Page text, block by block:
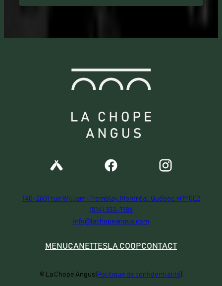
i
140-2601 rue William-Tremblay, Montréal, Québec, H1Y 0E2
(514) 333-7186
info@lachopeangus.com
MENUCANETTESLA COOPCONTACT
© La Chope Angus| Politique de confidentialité